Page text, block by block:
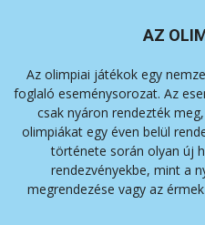
AZ
Az olimpiai játékok egy
foglaló eseménysorozat. Az
csak nyáron rendezték
olimpiákat egy éven belül
története során olyan új
rendezvényekbe, mint a
megrendezése vagy az